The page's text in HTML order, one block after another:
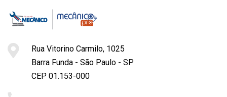
Rua Vitorino Carmilo, 1025
Barra Funda - São Paulo - SP
CEP 01.153-000